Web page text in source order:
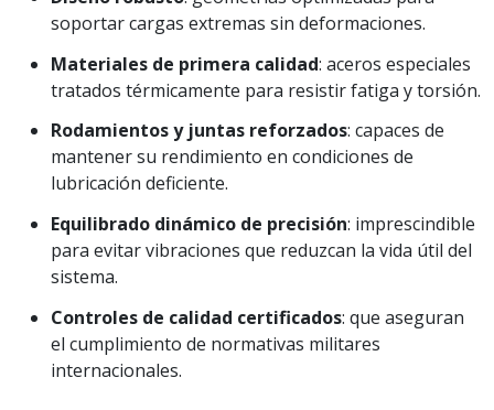
soportar cargas extremas sin deformaciones.
Materiales de primera calidad: aceros especiales
tratados térmicamente para resistir fatiga y torsión.
Rodamientos y juntas reforzados: capaces de
mantener su rendimiento en condiciones de
lubricación deficiente.
Equilibrado dinámico de precisión: imprescindible
para evitar vibraciones que reduzcan la vida útil del
sistema.
Controles de calidad certificados: que aseguran
el cumplimiento de normativas militares
internacionales.